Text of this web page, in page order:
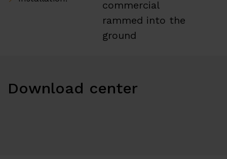
commercial
rammed into the
ground
Download center